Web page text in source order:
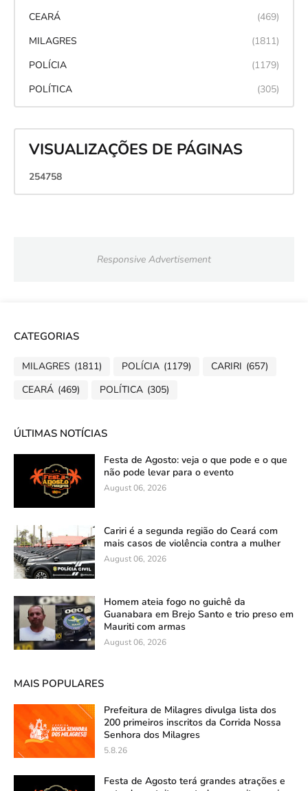
CEARÁ
(469)
MILAGRES
(1811)
POLÍCIA
(1179)
POLÍTICA
(305)
VISUALIZAÇÕES DE PÁGINAS
254758
Responsive Advertisement
CATEGORIAS
MILAGRES (1811) POLÍCIA (1179) CARIRI (657)
CEARÁ (469) POLÍTICA (305)
ÚLTIMAS NOTÍCIAS
Festa de Agosto: veja o que pode e o que
não pode levar para o evento
August 06, 2026
Cariri é a segunda região do Ceará com
mais casos de violência contra a mulher
August 06, 2026
Homem ateia fogo no guichê da
Guanabara em Brejo Santo e trio preso em
Mauriti com armas
August 06, 2026
MAIS POPULARES
Prefeitura de Milagres divulga lista dos
200 primeiros inscritos da Corrida Nossa
Senhora dos Milagres
5.8.26
Festa de Agosto terá grandes atrações e